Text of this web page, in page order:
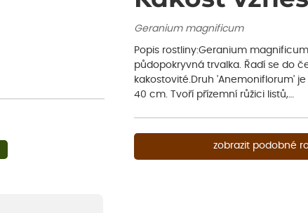
Geranium magnificum
Popis rostliny:Geranium
půdopokryvná trvalka. Řadí se do
kakostovité.Druh 'Anemoniflorum'
40 cm. Tvoří přízemní růžici listů,…
zobrazit podobné